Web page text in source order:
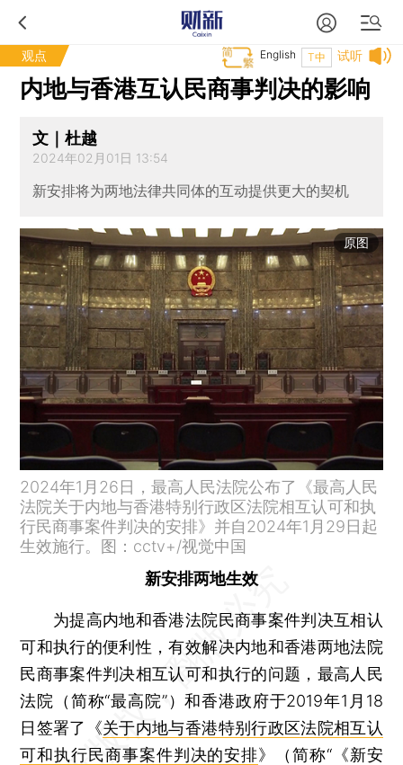
观点 试听
T中
English
内地与香港互认民商事判决的影响
文｜杜越
2024年02月01日 13:54
新安排将为两地法律共同体的互动提供更大的契机
原图
2024年1月26日，最高人民法院公布了《最高人民
法院关于内地与香港特别行政区法院相互认可和执
行民商事案件判决的安排》并自2024年1月29日起
生效施行。图：cctv+/视觉中国
新安排两地生效
为提高内地和香港法院民商事案件判决互相认
可和执行的便利性，有效解决内地和香港两地法院
民商事案件判决相互认可和执行的问题，最高人民
法院（简称“最高院”）和香港政府于2019年1月18
日签署了《关于内地与香港特别行政区法院相互认
可和执行民商事案件判决的安排》（简称“《新安